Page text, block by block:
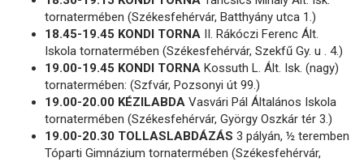
tornatermében (Székesfehérvár, Batthyány utca 1.)
18.45-19.45 KONDI TORNA II. Rákóczi Ferenc Ált.
Iskola tornatermében (Székesfehérvár, Szekfű Gy. u . 4.)
19.00-19.45 KONDI TORNA Kossuth L. Ált. Isk. (nagy)
tornatermében: (Szfvár, Pozsonyi út 99.)
19.00-20.00 KÉZILABDA Vasvári Pál Általános Iskola
tornatermében (Székesfehérvár, György Oszkár tér 3.)
19.00-20.30 TOLLASLABDÁZÁS 3 pályán, ½ teremben
Tóparti Gimnázium tornatermében (Székesfehérvár,